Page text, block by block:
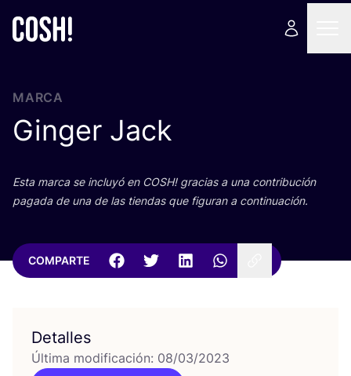
MARCA
Ginger Jack
Esta mar­ca se inclu­yó en COSH! gra­cias a una con­tri­bu­ción
paga­da de una de las tien­das que figu­ran a continuación.
COMPARTE
Detalles
Última modificación: 08/03/2023